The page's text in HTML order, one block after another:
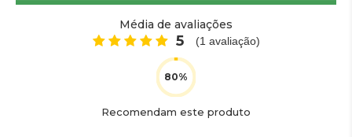
Média de avaliações
5 (1 avaliação)
Recomendam este produto